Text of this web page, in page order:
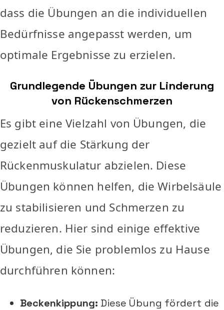
dass die Übungen an die individuellen
Bedürfnisse angepasst werden, um
optimale Ergebnisse zu erzielen.
Grundlegende Übungen zur Linderung
von Rückenschmerzen
Es gibt eine Vielzahl von Übungen, die
gezielt auf die Stärkung der
Rückenmuskulatur abzielen. Diese
Übungen können helfen, die Wirbelsäule
zu stabilisieren und Schmerzen zu
reduzieren. Hier sind einige effektive
Übungen, die Sie problemlos zu Hause
durchführen können:
Beckenkippung: Diese Übung fördert die